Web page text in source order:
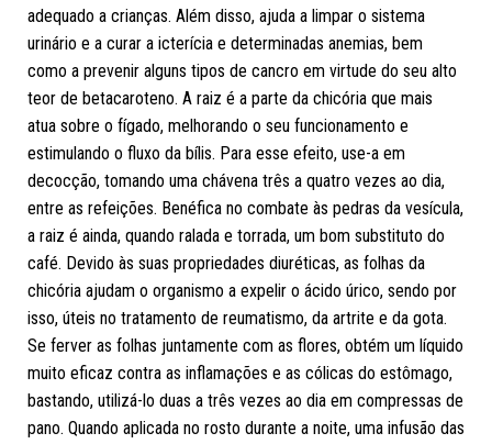
adequado a crianças. Além disso, ajuda a limpar o sistema
urinário e a curar a icterícia e determinadas anemias, bem
como a prevenir alguns tipos de cancro em virtude do seu alto
teor de betacaroteno. A raiz é a parte da chicória que mais
atua sobre o fígado, melhorando o seu funcionamento e
estimulando o fluxo da bílis. Para esse efeito, use-a em
decocção, tomando uma chávena três a quatro vezes ao dia,
entre as refeições. Benéfica no combate às pedras da vesícula,
a raiz é ainda, quando ralada e torrada, um bom substituto do
café. Devido às suas propriedades diuréticas, as folhas da
chicória ajudam o organismo a expelir o ácido úrico, sendo por
isso, úteis no tratamento de reumatismo, da artrite e da gota.
Se ferver as folhas juntamente com as flores, obtém um líquido
muito eficaz contra as inflamações e as cólicas do estômago,
bastando, utilizá-lo duas a três vezes ao dia em compressas de
pano. Quando aplicada no rosto durante a noite, uma infusão das